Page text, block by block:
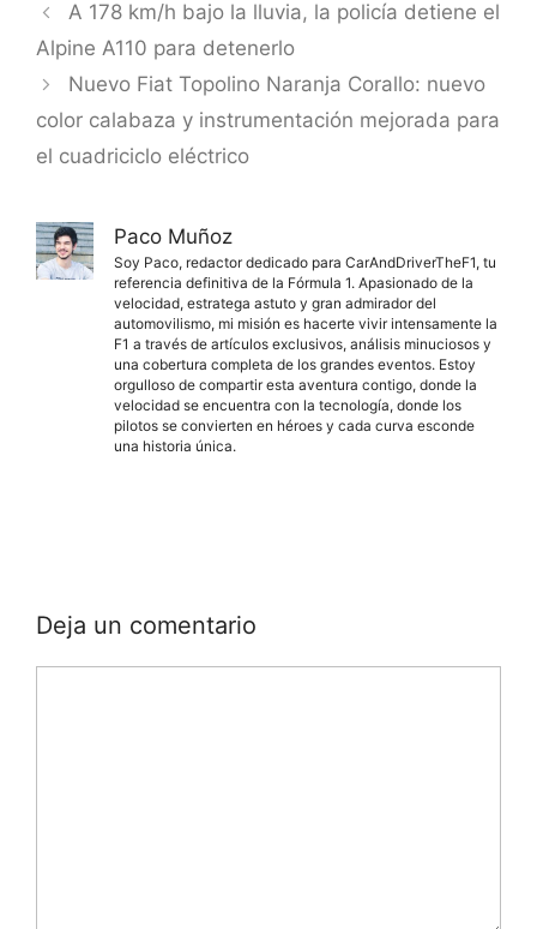
A 178 km/h bajo la lluvia, la policía detiene el
Alpine A110 para detenerlo
Nuevo Fiat Topolino Naranja Corallo: nuevo
color calabaza y instrumentación mejorada para
el cuadriciclo eléctrico
Paco Muñoz
Soy Paco, redactor dedicado para CarAndDriverTheF1, tu
referencia definitiva de la Fórmula 1. Apasionado de la
velocidad, estratega astuto y gran admirador del
automovilismo, mi misión es hacerte vivir intensamente la
F1 a través de artículos exclusivos, análisis minuciosos y
una cobertura completa de los grandes eventos. Estoy
orgulloso de compartir esta aventura contigo, donde la
velocidad se encuentra con la tecnología, donde los
pilotos se convierten en héroes y cada curva esconde
una historia única.
Deja un comentario